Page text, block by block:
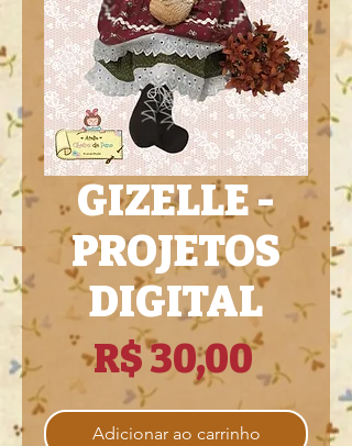
GIZELLE -
PROJETOS
DIGITAL
R$ 30,00Preço
Adicionar ao carrinho